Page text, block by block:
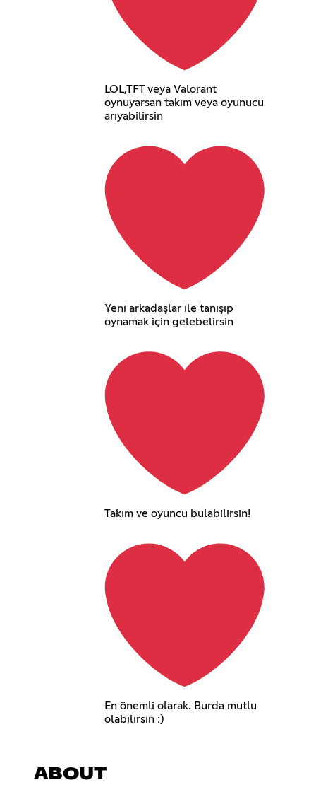
LOL,TFT veya Valorant
oynuyarsan takım veya oyunucu
arıyabilirsin
Yeni arkadaşlar ile tanışıp
oynamak için gelebelirsin
Takım ve oyuncu bulabilirsin!
En önemli olarak. Burda mutlu
olabilirsin :)
ABOUT